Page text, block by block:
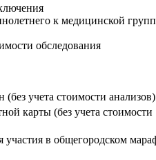
к медицинской
обследования
учета стоимости анализов)
карты (без учета стоимости
в общегородском